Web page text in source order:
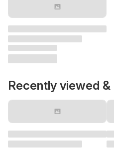
Recently viewed &